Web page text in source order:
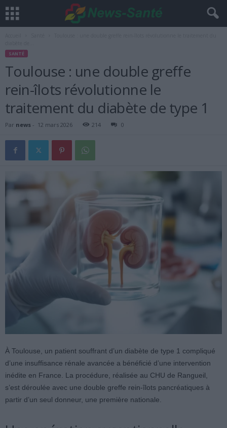
SANTÉ
Toulouse : une double greffe
rein-îlots révolutionne le
traitement du diabète de type 1
Par news - 12 mars 2026 214 0
À Toulouse, un patient souffrant d’un diabète de type 1 compliqué
d’une insuffisance rénale avancée a bénéficié d’une intervention
inédite en France. La procédure, réalisée au CHU de Rangueil,
s’est déroulée avec une double greffe rein-îlots pancréatiques à
partir d’un seul donneur, une première nationale.